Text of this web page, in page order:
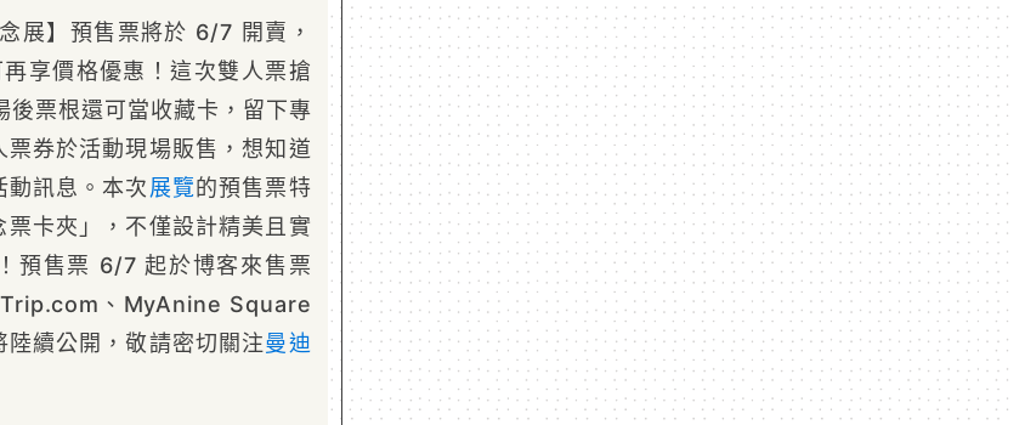
展】預售票將於 6/7 開賣，
享價格優惠！這次雙人票搶
票根還可當收藏卡，留下專
券於活動現場販售，想知道
訊息。本次展覽的預售票特
卡夾」，不僅設計精美且實
預售票 6/7 起於博客來售票
、MyAnine Square
續公開，敬請密切關注曼迪